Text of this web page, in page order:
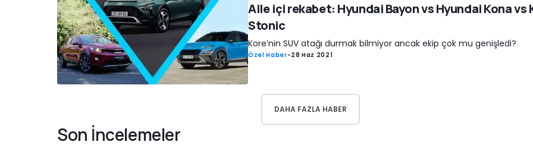
Aile içi rekabet: Hyundai Bayon vs Hyundai Kona vs
Stonic
Kore’nin SUV atağı durmak bilmiyor ancak ekip çok mu genişledi?
Özel Haber-28 Haz 2021
DAHA FAZLA HABER
Son İncelemeler